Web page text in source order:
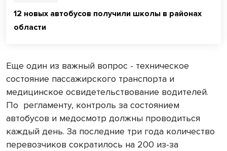
12 новых автобусов получили школы в районах
области
Еще один из важный вопрос - техническое
состояние пассажирского транспорта и
медицинское освидетельствование водителей.
По регламенту, контроль за состоянием
автобусов и медосмотр должны проводиться
каждый день. За последние три года количество
перевозчиков сократилось на 200 из-за